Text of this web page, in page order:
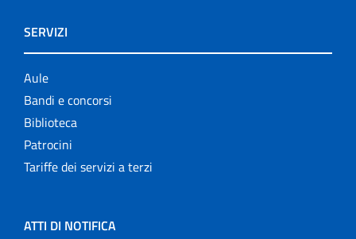
SERVIZI
Aule
Bandi e concorsi
Biblioteca
Patrocini
Tariffe dei servizi a terzi
ATTI DI NOTIFICA